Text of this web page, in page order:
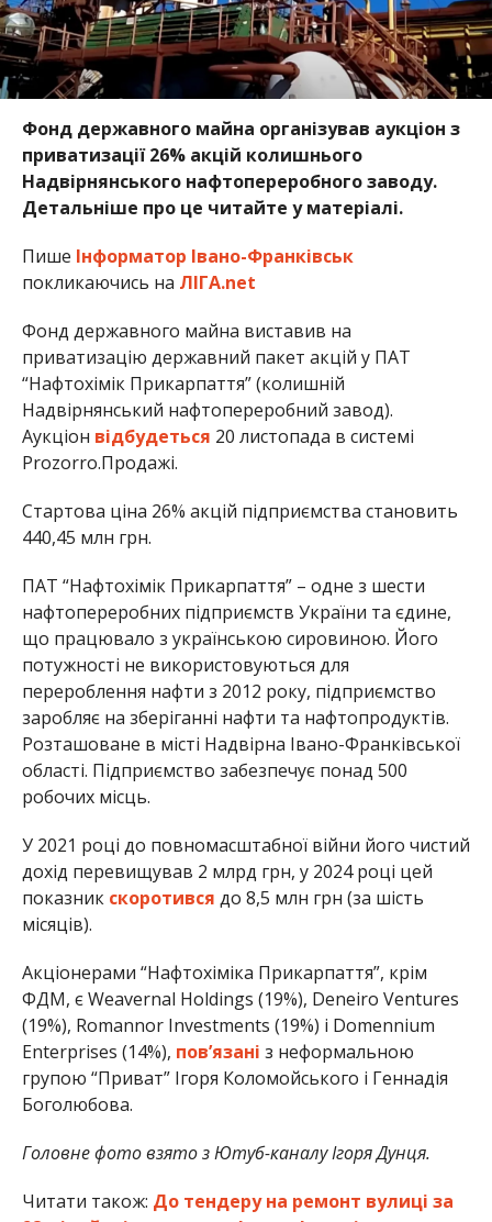
Фонд державного майна організував аукціон з
приватизації 26% акцій колишнього
Надвірнянського нафтопереробного заводу.
Детальніше про це читайте у матеріалі.
Пише Інформатор Івано-Франківськ
покликаючись на ЛІГА.net
Фонд державного майна виставив на
приватизацію державний пакет акцій у ПАТ
“Нафтохімік Прикарпаття” (колишній
Надвірнянський нафтопереробний завод).
Аукціон відбудеться 20 листопада в системі
Prozorro.Продажі.
Стартова ціна 26% акцій підприємства становить
440,45 млн грн.
ПАТ “Нафтохімік Прикарпаття” – одне з шести
нафтопереробних підприємств України та єдине,
що працювало з українською сировиною. Його
потужності не використовуються для
перероблення нафти з 2012 року, підприємство
заробляє на зберіганні нафти та нафтопродуктів.
Розташоване в місті Надвірна Івано-Франківської
області. Підприємство забезпечує понад 500
робочих місць.
У 2021 році до повномасштабної війни його чистий
дохід перевищував 2 млрд грн, у 2024 році цей
показник скоротився до 8,5 млн грн (за шість
місяців).
Акціонерами “Нафтохіміка Прикарпаття”, крім
ФДМ, є Weavernal Holdings (19%), Deneiro Ventures
(19%), Romannor Investments (19%) і Domennium
Enterprises (14%), пов’язані з неформальною
групою “Приват” Ігоря Коломойського і Геннадія
Боголюбова.
Головне фото взято з Ютуб-каналу Ігоря Дунця.
Читати також: До тендеру на ремонт вулиці за